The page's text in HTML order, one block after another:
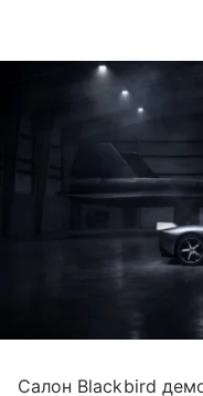
Салон Blackbird